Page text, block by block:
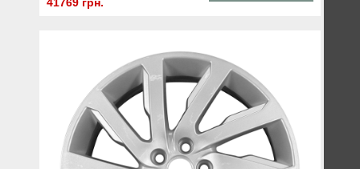
41769 грн.